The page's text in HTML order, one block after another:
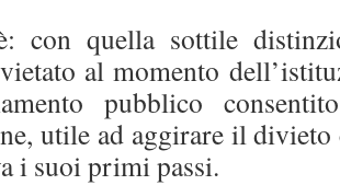
con quella sottile
al momento
pubblico
utile ad aggirare il divieto
i suoi primi passi.